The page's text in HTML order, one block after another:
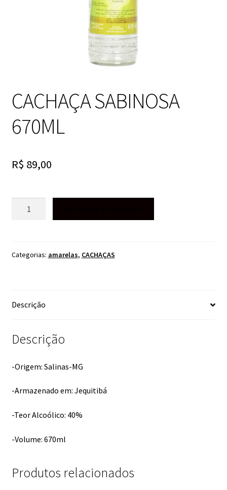
CACHAÇA SABINOSA
670ML
R$ 89,00
Categorias: amarelas, CACHAÇAS
Descrição
Descrição
-Origem: Salinas-MG
-Armazenado em: Jequitibá
-Teor Alcoólico: 40%
-Volume: 670ml
Produtos relacionados